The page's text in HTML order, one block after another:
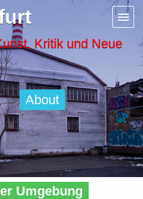
Kritik und Neue
About
Umgebung